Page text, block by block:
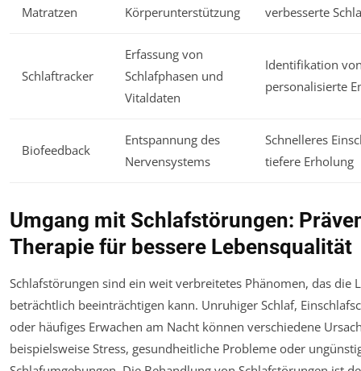
Matratzen
Körperunterstützung
verbesserte
Schlaftracker
Erfassung von
Schlafphasen und
Vitaldaten
Identifikation
personalisierte
Biofeedback
Entspannung des
Nervensystems
Schnelleres
tiefere Erholung
Umgang mit Schlafstörungen:
Therapie für bessere Lebensqualität
Schlafstörungen sind ein weit verbreitetes Phänomen, das die
beträchtlich beeinträchtigen kann. Unruhiger Schlaf,
oder häufiges Erwachen am Nacht können verschiedene
beispielsweise Stress, gesundheitliche Probleme oder